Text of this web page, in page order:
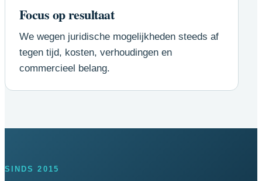
Focus op resultaat
We wegen juridische mogelijkheden steeds af
tegen tijd, kosten, verhoudingen en
commercieel belang.
SINDS 2015